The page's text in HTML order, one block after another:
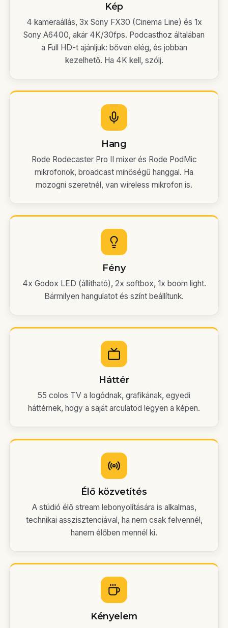
Kép
4 kameraállás, 3x Sony FX30 (Cinema Line) és 1x
Sony A6400, akár 4K/30fps. Podcasthoz általában
a Full HD-t ajánljuk: bőven elég, és jobban
kezelhető. Ha 4K kell, szólj.
Hang
Rode Rodecaster Pro II mixer és Rode PodMic
mikrofonok, broadcast minőségű hanggal. Ha
mozogni szeretnél, van wireless mikrofon is.
Fény
4x Godox LED (állítható), 2x softbox, 1x boom light.
Bármilyen hangulatot és színt beállítunk.
Háttér
55 colos TV a logódnak, grafikának, egyedi
háttérnek, hogy a saját arculatod legyen a képen.
Élő közvetítés
A stúdió élő stream lebonyolítására is alkalmas,
technikai asszisztenciával, ha nem csak felvennél,
hanem élőben mennél ki.
Kényelem